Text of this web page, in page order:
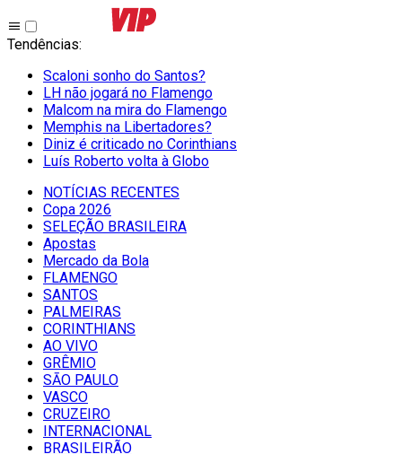
Tendências:
Scaloni sonho do Santos?
LH não jogará no Flamengo
Malcom na mira do Flamengo
Memphis na Libertadores?
Diniz é criticado no Corinthians
Luís Roberto volta à Globo
NOTÍCIAS RECENTES
Copa 2026
SELEÇÃO BRASILEIRA
Apostas
Mercado da Bola
FLAMENGO
SANTOS
PALMEIRAS
CORINTHIANS
AO VIVO
GRÊMIO
SĀO PAULO
VASCO
CRUZEIRO
INTERNACIONAL
BRASILEIRÃO